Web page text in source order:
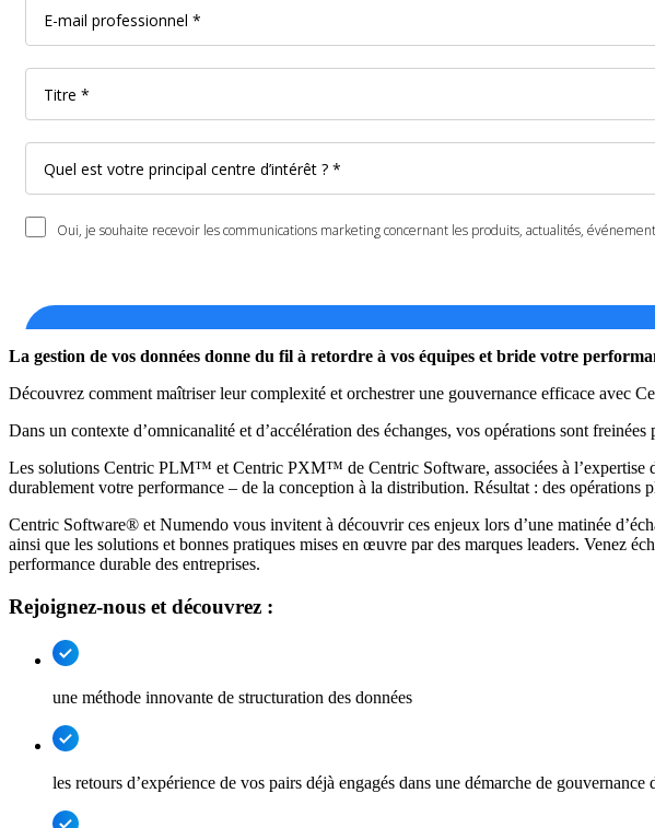
La gestion de vos données donne du fil à retordre à vos équipes et bride votre
Découvrez comment maîtriser leur complexité et orchestrer une gouvernance efficace avec
Dans un contexte d’omnicanalité et d’accélération des échanges, vos opérations sont
Les solutions Centric PLM™ et Centric PXM™ de Centric Software, associées à l’expertise
durablement votre performance – de la conception à la distribution. Résultat : des opérations
Centric Software® et Numendo vous invitent à découvrir ces enjeux lors d’une matinée
ainsi que les solutions et bonnes pratiques mises en œuvre par des marques leaders. Venez
performance durable des entreprises.
Rejoignez-nous et découvrez :
une méthode innovante de structuration des données
les retours d’expérience de vos pairs déjà engagés dans une démarche de gouvernance